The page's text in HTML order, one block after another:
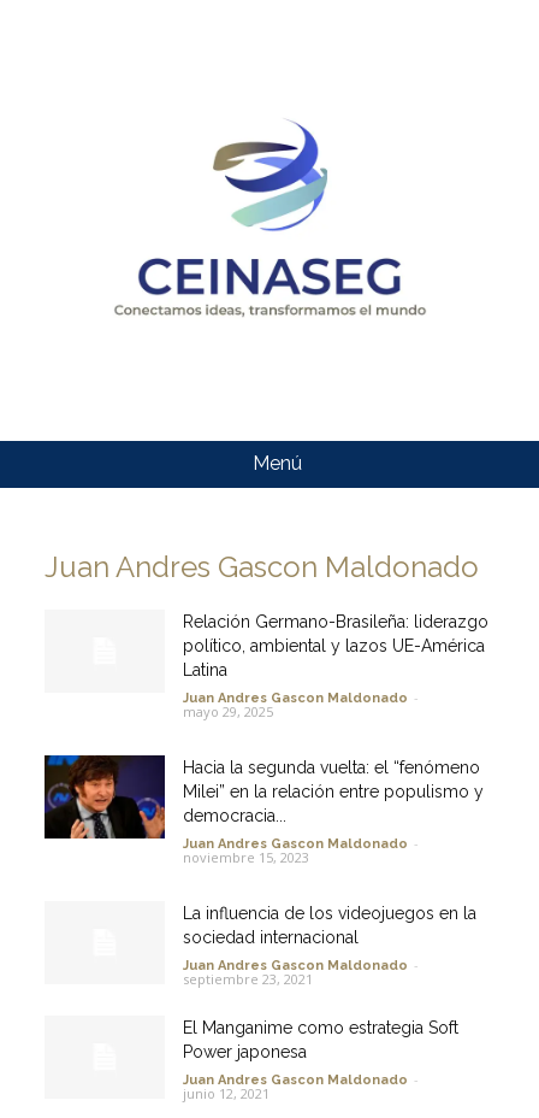
CEINASEG
Menú
Juan Andres Gascon Maldonado
Relación Germano-Brasileña: liderazgo
político, ambiental y lazos UE-América
Latina
Juan Andres Gascon Maldonado -
mayo 29, 2025
Hacia la segunda vuelta: el “fenómeno
Milei” en la relación entre populismo y
democracia...
Juan Andres Gascon Maldonado -
noviembre 15, 2023
La influencia de los videojuegos en la
sociedad internacional
Juan Andres Gascon Maldonado -
septiembre 23, 2021
El Manganime como estrategia Soft
Power japonesa
Juan Andres Gascon Maldonado -
junio 12, 2021